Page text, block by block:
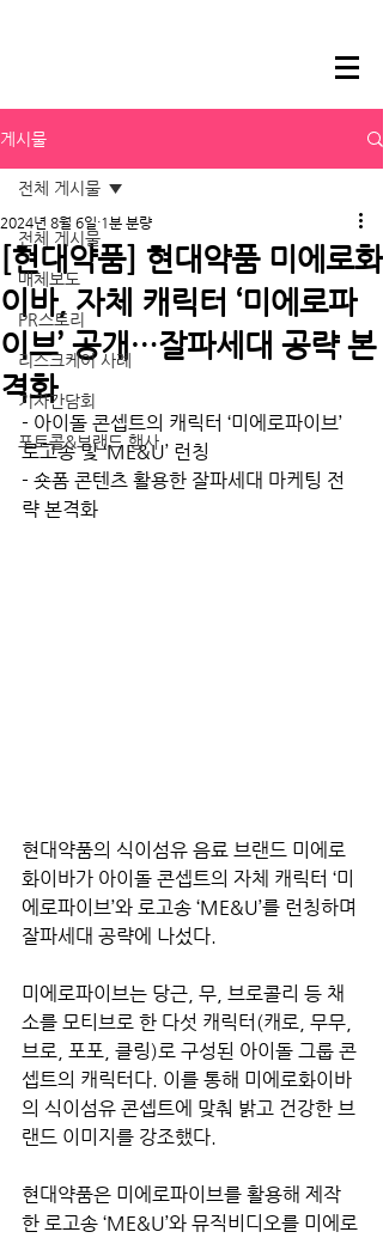
게시물
전체 게시물
매체보도
PR스토리
리스크케어 사례
기자간담회
포토콜&브랜드 행사
전체 게시물
[현대약품] 현대약품 미에로화
이바, 자체 캐릭터 ‘미에로파
이브’ 공개…잘파세대 공략 본
격화
2024년 8월 6일 1분 분량
- 아이돌 콘셉트의 캐릭터 ‘미에로파이브’
로고송 및 ‘ME&U’ 런칭
- 숏폼 콘텐츠 활용한 잘파세대 마케팅 전
략 본격화
현대약품의 식이섬유 음료 브랜드 미에로
화이바가 아이돌 콘셉트의 자체 캐릭터 ‘미
에로파이브’와 로고송 ‘ME&U’를 런칭하며
잘파세대 공략에 나섰다.
미에로파이브는 당근, 무, 브로콜리 등 채
소를 모티브로 한 다섯 캐릭터(캐로, 무무,
브로, 포포, 클링)로 구성된 아이돌 그룹 콘
셉트의 캐릭터다. 이를 통해 미에로화이바
의 식이섬유 콘셉트에 맞춰 밝고 건강한 브
랜드 이미지를 강조했다.
현대약품은 미에로파이브를 활용해 제작
한 로고송 ‘ME&U’와 뮤직비디오를 미에로